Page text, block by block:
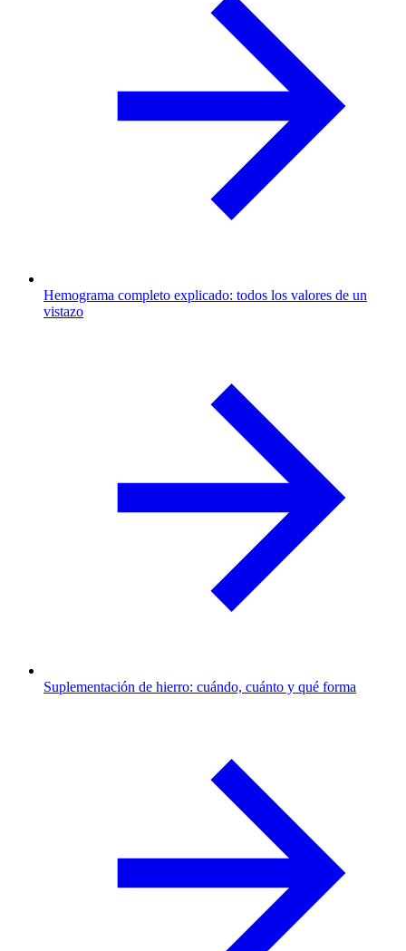
Hemograma completo explicado: todos los valores de un
vistazo
Suplementación de hierro: cuándo, cuánto y qué forma